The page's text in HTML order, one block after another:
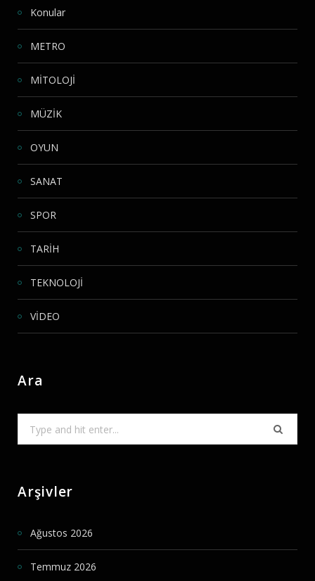
Konular
METRO
MİTOLOJİ
MÜZİK
OYUN
SANAT
SPOR
TARİH
TEKNOLOJİ
VİDEO
Ara
Arşivler
Ağustos 2026
Temmuz 2026